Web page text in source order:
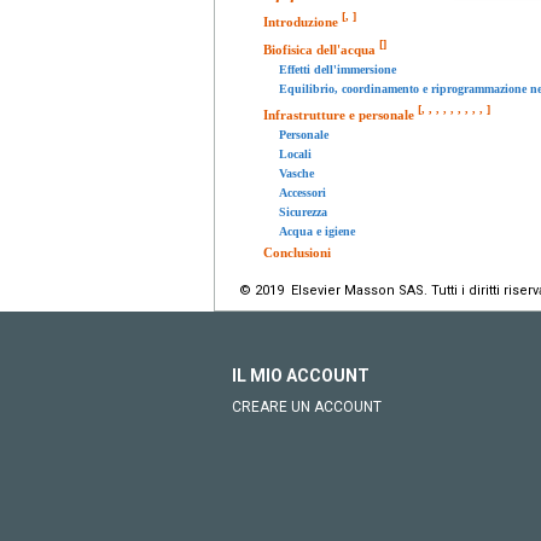
Introduzione [, ]
Biofisica dell'acqua []
Effetti dell'immersione
Equilibrio, coordinamento e riprogrammazione
Infrastrutture e personale [, , , , , , , , , ]
Personale
Locali
Vasche
Accessori
Sicurezza
Acqua e igiene
Conclusioni
© 2019 Elsevier Masson SAS. Tutti i diritti
IL MIO ACCOUNT
CREARE UN ACCOUNT